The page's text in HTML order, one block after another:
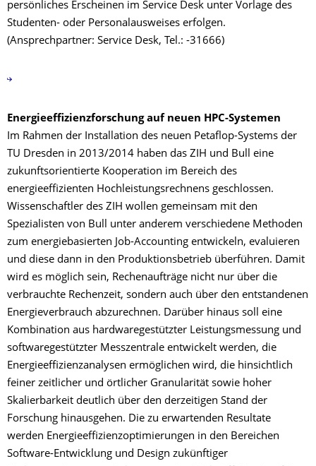
persönliches Erscheinen im Service Desk unter Vorlage des
Studenten- oder Personalausweises erfolgen.
(Ansprechpartner: Service Desk, Tel.: -31666)
Energieeffizienzforschung auf neuen HPC-Systemen
Im Rahmen der Installation des neuen Petaflop-Systems der
TU Dresden in 2013/2014 haben das ZIH und Bull eine
zukunftsorientierte Kooperation im Bereich des
energieeffizienten Hochleistungsrechnens geschlossen.
Wissenschaftler des ZIH wollen gemeinsam mit den
Spezialisten von Bull unter anderem verschiedene Methoden
zum energiebasierten Job-Accounting entwickeln, evaluieren
und diese dann in den Produktionsbetrieb überführen. Damit
wird es möglich sein, Rechenaufträge nicht nur über die
verbrauchte Rechenzeit, sondern auch über den entstandenen
Energieverbrauch abzurechnen. Darüber hinaus soll eine
Kombination aus hardwaregestützter Leistungsmessung und
softwaregestützter Messzentrale entwickelt werden, die
Energieeffizienzanalysen ermöglichen wird, die hinsichtlich
feiner zeitlicher und örtlicher Granularität sowie hoher
Skalierbarkeit deutlich über den derzeitigen Stand der
Forschung hinausgehen. Die zu erwartenden Resultate
werden Energieeffizienzoptimierungen in den Bereichen
Software-Entwicklung und Design zukünftiger